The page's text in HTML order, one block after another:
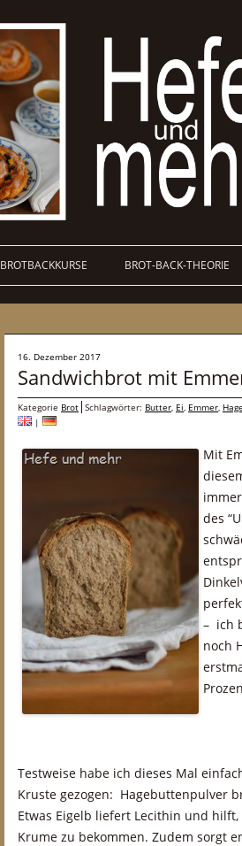
BROTBACKKURSE BROT-BACK-THEORIE
16. Dezember 2017
Sandwichbrot mit
Kategorie Brot Schlagwörter: Butter, Ei, Emmer,
|
Mit
des
– ich
noch
Testweise habe ich dieses Mal
Kruste gezogen: Hagebuttenpulver
Etwas Eigelb liefert Lecithin und
Krume zu bekommen. Zudem sorgt